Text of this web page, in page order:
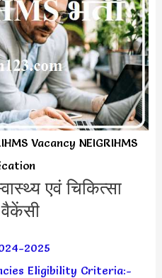
Vacancy NEIGRIHMS
एवं चिकित्सा
वैकेंसी
2025
Eligibility Criteria:-